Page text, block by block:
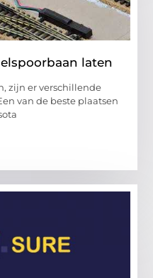
laten
zijn er verschillende
van de beste plaatsen